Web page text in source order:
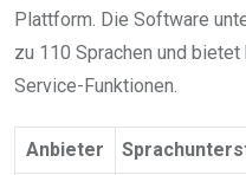
Plattform. Die Software
zu 110 Sprachen und
Service-Funktionen.
Anbieter